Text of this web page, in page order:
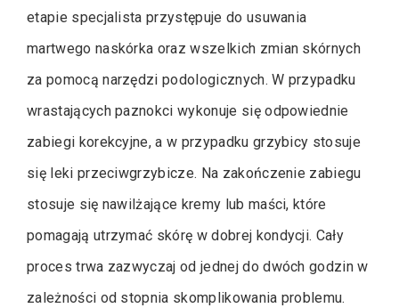
etapie specjalista przystępuje do usuwania
martwego naskórka oraz wszelkich zmian skórnych
za pomocą narzędzi podologicznych. W przypadku
wrastających paznokci wykonuje się odpowiednie
zabiegi korekcyjne, a w przypadku grzybicy stosuje
się leki przeciwgrzybicze. Na zakończenie zabiegu
stosuje się nawilżające kremy lub maści, które
pomagają utrzymać skórę w dobrej kondycji. Cały
proces trwa zazwyczaj od jednej do dwóch godzin w
zależności od stopnia skomplikowania problemu.